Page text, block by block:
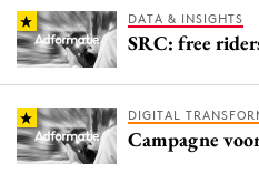
DATA & INSIGHTS
SRC: free
DIGITAL
Campagne